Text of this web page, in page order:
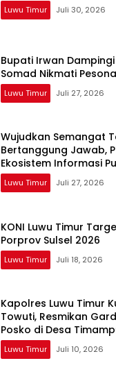
Luwu Timur Juli 30, 2026
Bupati Irwan
Somad Nikmati
Luwu Timur Juli 27, 2026
Wujudkan Semangat
Bertanggung Jawab,
Ekosistem Informasi
Luwu Timur Juli 27, 2026
KONI Luwu Timur
Porprov Sulsel 2026
Luwu Timur Juli 18, 2026
Kapolres Luwu Timur
Towuti, Resmikan
Posko di Desa
Luwu Timur Juli 10, 2026